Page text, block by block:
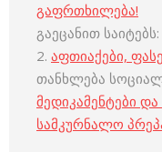
გაფრთხილება!
გაეცანით საიტებს:
2. აფთიაქები,
თანხლება
მედიკამენტები
სამკურნალო